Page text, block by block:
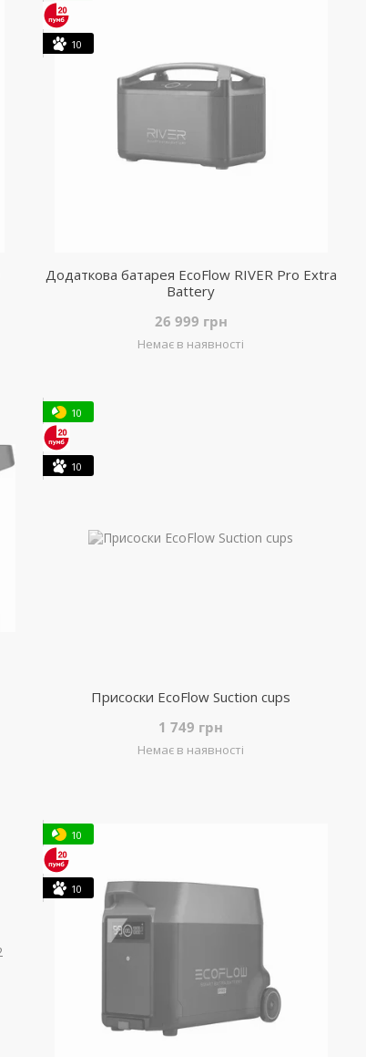
10
Додаткова батарея EcoFlow RIVER Pro Extra
Battery
26 999 грн
Немає в наявності
10
10
Присоски EcoFlow Suction cups
1 749 грн
Немає в наявності
10
10